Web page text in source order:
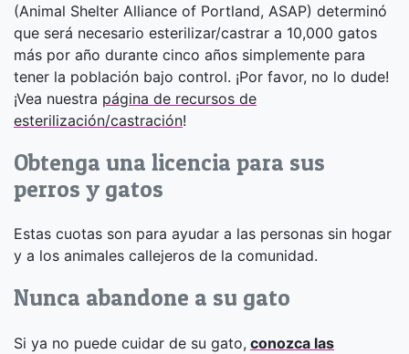
(Animal Shelter Alliance of Portland, ASAP) determinó
que será necesario esterilizar/castrar a 10,000 gatos
más por año durante cinco años simplemente para
tener la población bajo control. ¡Por favor, no lo dude!
¡Vea nuestra página de recursos de
esterilización/castración!
Obtenga una licencia para sus
perros y gatos
Estas cuotas son para ayudar a las personas sin hogar
y a los animales callejeros de la comunidad.
Nunca abandone a su gato
Si ya no puede cuidar de su gato, conozca las